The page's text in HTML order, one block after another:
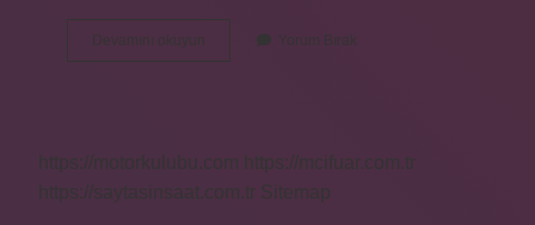
Devamını okuyun
Apple
Yorum Bırak
https://motorkulubu.com
https://mcifuar.com.tr
https://saytasinsaat.com.tr Sitemap